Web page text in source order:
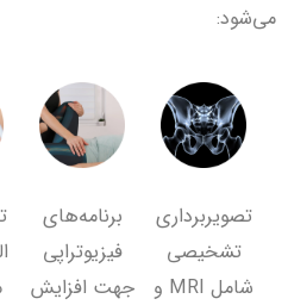
می‌شود:
تصویربرداری
تشخیصی
شامل MRI و
برنامه‌های
فیزیوتراپی
جهت افزایش